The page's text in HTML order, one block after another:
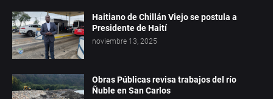
Haitiano de Chillán Viejo se postula a
Presidente de Haití
noviembre 13, 2025
Obras Públicas revisa trabajos del río
Ñuble en San Carlos